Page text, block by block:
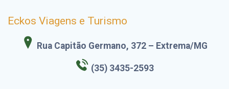
Eckos Viagens e Turismo
Rua Capitão Germano, 372 – Extrema/MG
(35) 3435-2593